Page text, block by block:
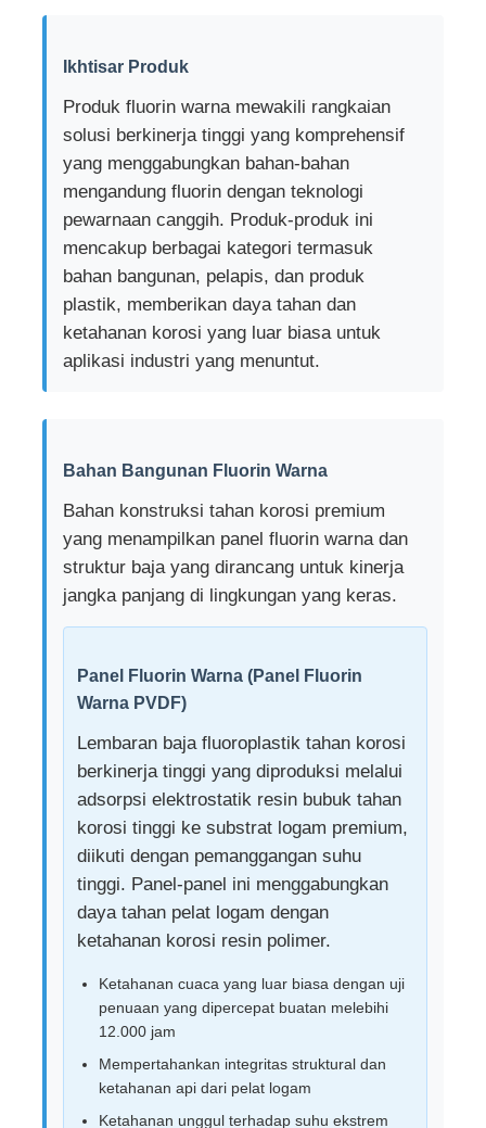
Rumah
Wisata pabrik
Kontrol kualitas
Hubungi kami
Quote request suatu
Bangunan Struktur Baja
bengkel struktur baja
gudang struktur baja
Bangunan baja komersial
Struktur Pertambangan
Gedung Pesawat Struktur Baja
Bahan Struktural Baja
Struktur baja Rumah unggas
Struktur baja Menara Tangki Air
Ikhtisar Produk
Produk fluorin warna mewakili rangkaian
solusi berkinerja tinggi yang komprehensif
yang menggabungkan bahan-bahan
mengandung fluorin dengan teknologi
pewarnaan canggih. Produk-produk ini
mencakup berbagai kategori termasuk
bahan bangunan, pelapis, dan produk
plastik, memberikan daya tahan dan
ketahanan korosi yang luar biasa untuk
aplikasi industri yang menuntut.
Bahan Bangunan Fluorin Warna
Bahan konstruksi tahan korosi premium
yang menampilkan panel fluorin warna dan
struktur baja yang dirancang untuk kinerja
jangka panjang di lingkungan yang keras.
Panel Fluorin Warna (Panel Fluorin
Warna PVDF)
Lembaran baja fluoroplastik tahan korosi
berkinerja tinggi yang diproduksi melalui
adsorpsi elektrostatik resin bubuk tahan
korosi tinggi ke substrat logam premium,
diikuti dengan pemanggangan suhu
tinggi. Panel-panel ini menggabungkan
daya tahan pelat logam dengan
ketahanan korosi resin polimer.
Ketahanan cuaca yang luar biasa dengan uji
penuaan yang dipercepat buatan melebihi
12.000 jam
Mempertahankan integritas struktural dan
ketahanan api dari pelat logam
Ketahanan unggul terhadap suhu ekstrem